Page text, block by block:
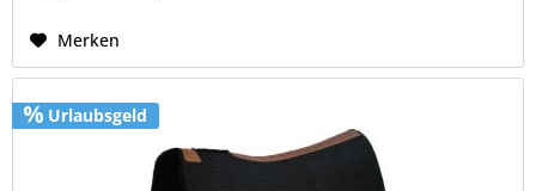
Merken
Urlaubsgeld